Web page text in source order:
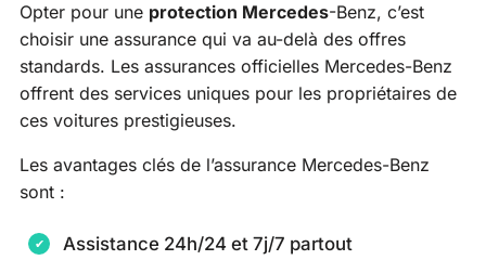
Opter pour une protection Mercedes-Benz, c’est
choisir une assurance qui va au-delà des offres
standards. Les assurances officielles Mercedes-Benz
offrent des services uniques pour les propriétaires de
ces voitures prestigieuses.
Les avantages clés de l’assurance Mercedes-Benz
sont :
Assistance 24h/24 et 7j/7 partout